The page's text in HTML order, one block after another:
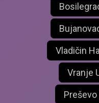
Vladičin
Vranje